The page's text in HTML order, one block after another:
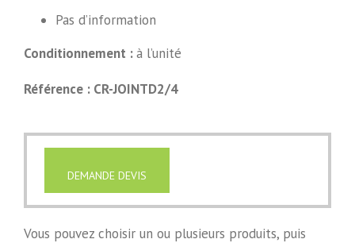
Pas d’information
Conditionnement :à l’unité
Référence : CR-JOINTD2/4
DEMANDE DEVIS
Vous pouvez choisir un ou plusieurs produits, puis